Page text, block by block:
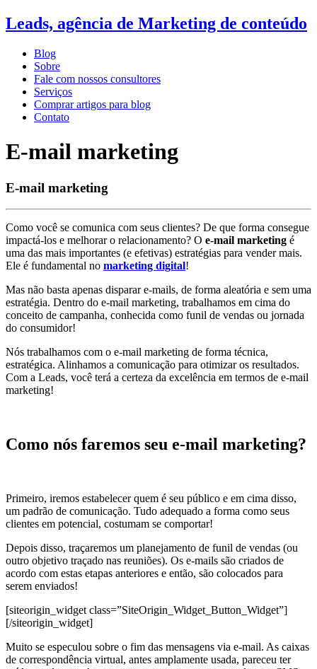
Leads, agência de Marketing de conteúdo
Blog
Sobre
Fale com nossos consultores
Serviços
Comprar artigos para blog
Contato
E-mail marketing
E-mail marketing
Como você se comunica com seus clientes? De que forma consegue
impactá-los e melhorar o relacionamento? O e-mail marketing é
uma das mais importantes (e efetivas) estratégias para vender mais.
Ele é fundamental no marketing digital!
Mas não basta apenas disparar e-mails, de forma aleatória e sem uma
estratégia. Dentro do e-mail marketing, trabalhamos em cima do
conceito de campanha, conhecida como funil de vendas ou jornada
do consumidor!
Nós trabalhamos com o e-mail marketing de forma técnica,
estratégica. Alinhamos a comunicação para otimizar os resultados.
Com a Leads, você terá a certeza da excelência em termos de e-mail
marketing!
Como nós faremos seu e-mail marketing?
Primeiro, iremos estabelecer quem é seu público e em cima disso,
um padrão de comunicação. Tudo adequado a forma como seus
clientes em potencial, costumam se comportar!
Depois disso, traçaremos um planejamento de funil de vendas (ou
outro objetivo traçado nas reuniões). Os e-mails são criados de
acordo com estas etapas anteriores e então, são colocados para
serem enviados!
[siteorigin_widget class=”SiteOrigin_Widget_Button_Widget”]
[/siteorigin_widget]
Muito se especulou sobre o fim das mensagens via e-mail. As caixas
de correspondência virtual, antes amplamente usada, pareceu ter